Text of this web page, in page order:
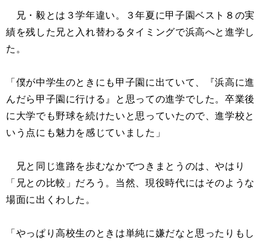
兄・毅とは３学年違い。３年夏に甲子園ベスト８の実
績を残した兄と入れ替わるタイミングで浜高へと進学し
た。
「僕が中学生のときにも甲子園に出ていて、『浜高に進
んだら甲子園に行ける』と思っての進学でした。卒業後
に大学でも野球を続けたいと思っていたので、進学校と
いう点にも魅力を感じていました」
兄と同じ進路を歩むなかでつきまとうのは、やはり
「兄との比較」だろう。当然、現役時代にはそのような
場面に出くわした。
「やっぱり高校生のときは単純に嫌だなと思ったりもし